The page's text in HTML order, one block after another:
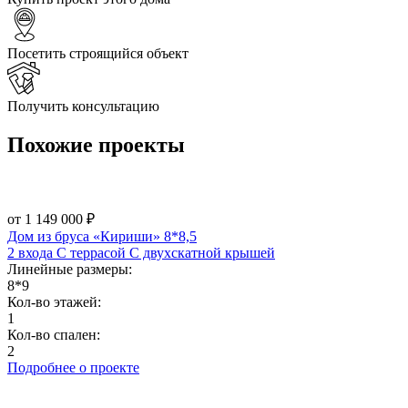
Посетить строящийся объект
Получить консультацию
Похожие проекты
от 1 149 000 ₽
Дом из бруса «Кириши» 8*8,5
2 входа С террасой С двухскатной крышей
Линейные размеры:
8*9
Кол-во этажей:
1
Кол-во спален:
2
Подробнее о проекте